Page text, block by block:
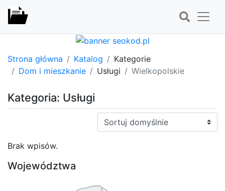
Strona główna Katalog
Kategorie
Dom i mieszkanie
Usługi Wielkopolskie
Kategoria: Usługi
Sortuj:
Brak wpisów.
Województwa